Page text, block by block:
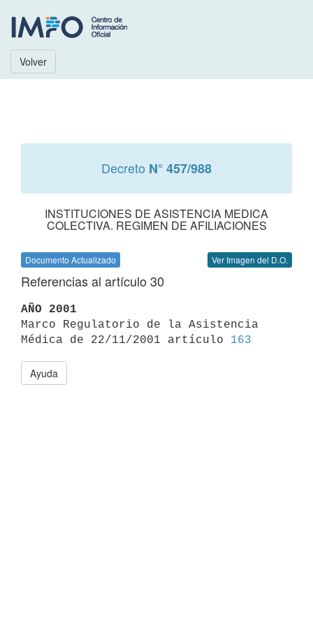
Volver
Decreto N° 457/988
INSTITUCIONES DE ASISTENCIA MEDICA
COLECTIVA. REGIMEN DE AFILIACIONES
Documento Actualizado Ver Imagen del D.O.
Referencias al artículo 30
AÑO 2001
Marco Regulatorio de la Asistencia
Médica de 22/11/2001 artículo 163
Ayuda